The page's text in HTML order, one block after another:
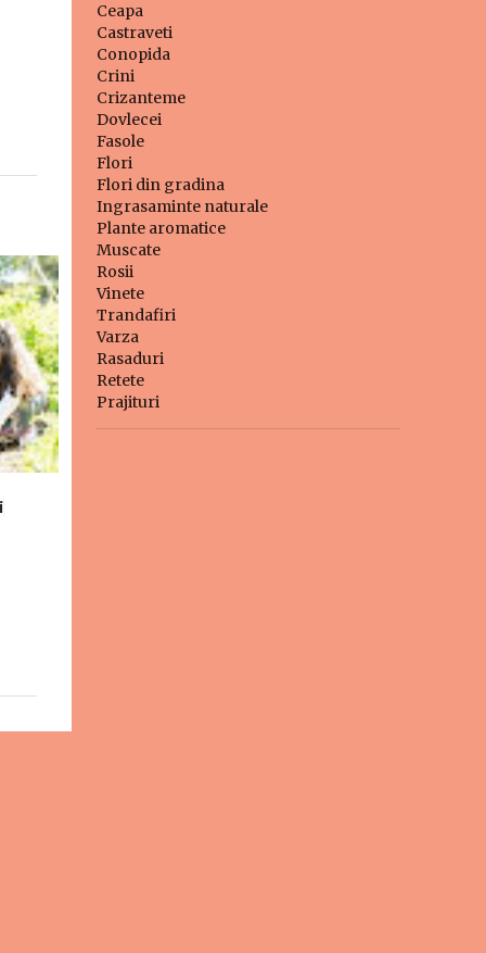
Ceapa
Castraveti
Conopida
Crini
Crizanteme
Dovlecei
Fasole
Flori
Flori din gradina
Ingrasaminte naturale
Plante aromatice
Muscate
Rosii
Vinete
Trandafiri
Varza
Rasaduri
Retete
Prajituri